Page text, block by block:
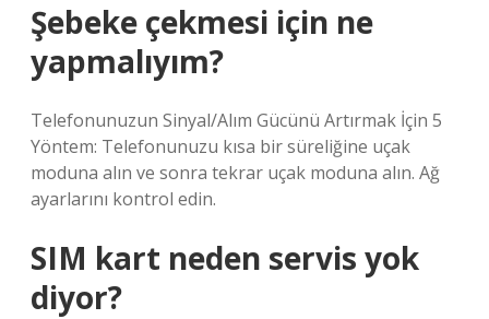
Şebeke çekmesi için ne
yapmalıyım?
Telefonunuzun Sinyal/Alım Gücünü Artırmak İçin 5
Yöntem: Telefonunuzu kısa bir süreliğine uçak
moduna alın ve sonra tekrar uçak moduna alın. Ağ
ayarlarını kontrol edin.
SIM kart neden servis yok
diyor?